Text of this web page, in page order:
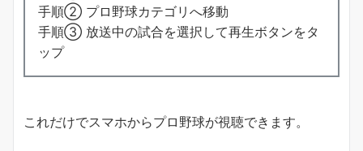
手順② プロ野球カテゴリへ移動
手順③ 放送中の試合を選択して再生ボタンをタ
ップ
これだけでスマホからプロ野球が視聴できます。